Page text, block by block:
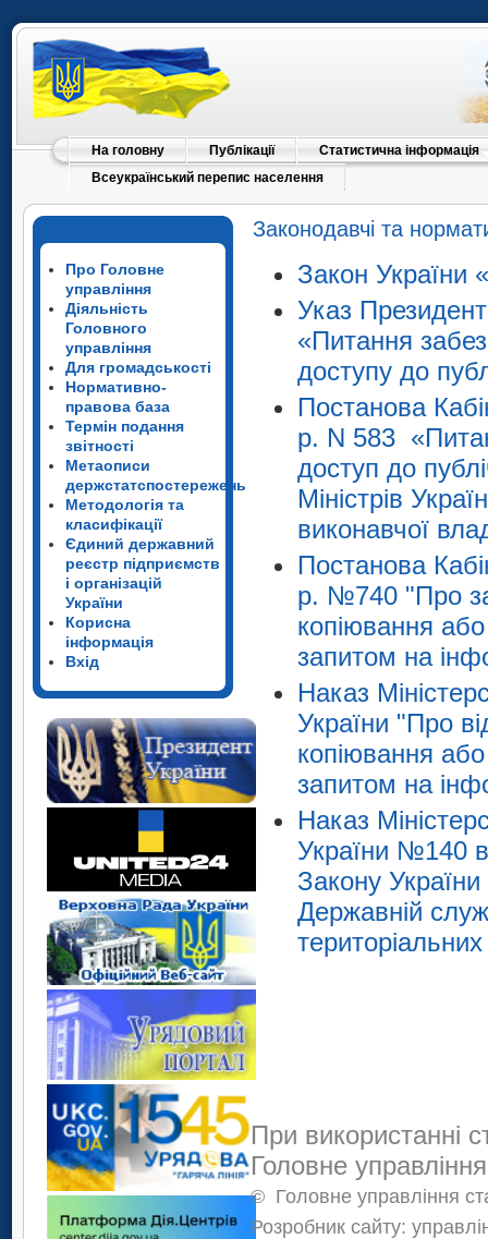
На головну Публікації
Статистична інформація
Всеукраїнський перепис населення
Про Головне
управління
Діяльність
Головного
управління
Для громадськості
Нормативно-
правова база
Термін подання
звітності
Метаописи
держстатспостережень
Методологія та
класифікації
Єдиний державний
реєстр підприємств
і організацій
України
Корисна
інформація
Вхід
Законодавчі та
Закон України
Указ
«Питання
доступу до
Постанова
р. N 583
доступ до
Міністрів
виконавчої
Постанова
р. №740 "Про
копіювання
запитом на
Наказ
України "Про
копіювання
запитом на
Наказ
України №140
Закону
Державній
При використанні
Головне
© Головне управління
Розробник сайту: